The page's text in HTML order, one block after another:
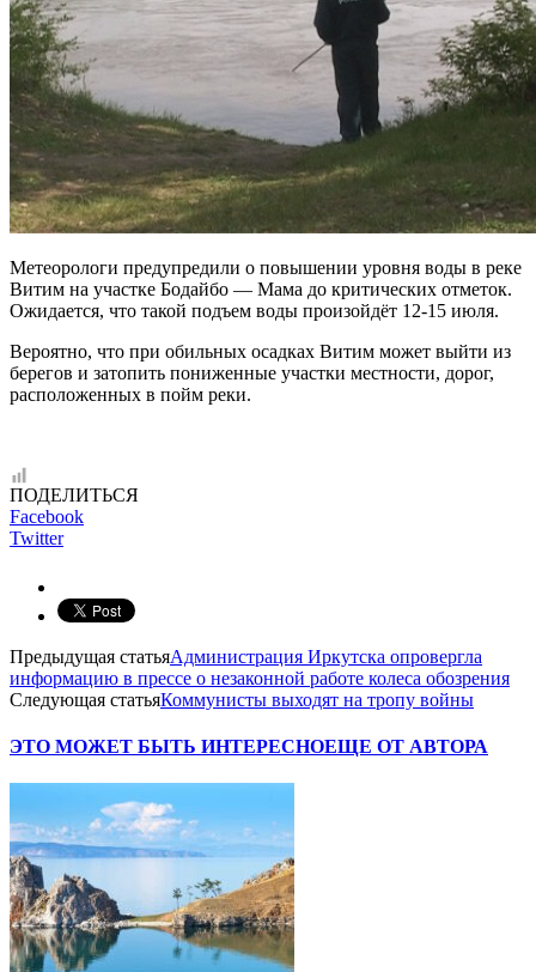
Метеорологи предупредили о повышении уровня воды в реке
Витим на участке Бодайбо — Мама до критических отметок.
Ожидается, что такой подъем воды произойдёт 12-15 июля.
Вероятно, что при обильных осадках Витим может выйти из
берегов и затопить пониженные участки местности, дорог,
расположенных в пойм реки.
ПОДЕЛИТЬСЯ
Facebook
Twitter
Предыдущая статьяАдминистрация Иркутска опровергла
информацию в прессе о незаконной работе колеса обозрения
Следующая статьяКоммунисты выходят на тропу войны
ЭТО МОЖЕТ БЫТЬ ИНТЕРЕСНОЕЩЕ ОТ АВТОРА